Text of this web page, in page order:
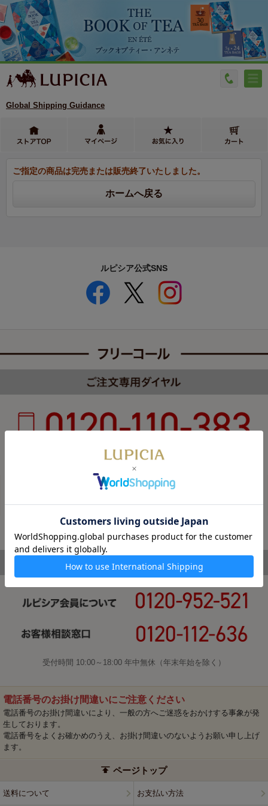
Global Shipping Guidance
ご指定の商品は完売または販売終了いたしました。
ルピシア公式SNS
カスタマーハラスメントについて
受付時間 10:00～18:00 年中無休（年末年始を除く）
電話番号のお掛け間違いにご注意ください
電話番号のお掛け間違いにより、一般の方へご迷惑をおかけする事象が発
生しております。
電話番号をよくお確かめのうえ、お掛け間違いのないようお願い申し上げ
ます。
ページトップ
送料について お支払い方法